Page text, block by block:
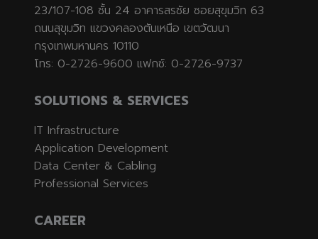
23/107-108 ชั้น 24 อาคารสรชัย ซอยสุขุมวิท 63
ถนนสุขุมวิท แขวงคลองตันเหนือ เขตวัฒนา
กรุงเทพมหานคร 10110
โทร: 0-2726-9600 แฟกซ์: 0-2726-9737
SOLUTIONS & SERVICES
IT Infrastructure
Application Development
Data Center & Cabling
Professional Services
CAREER